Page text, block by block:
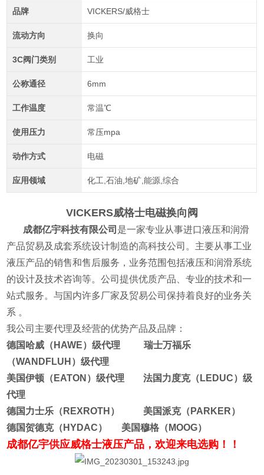
品牌 VICKERS/威格士
流动方向 换向
3C阀门类别 工业
公称通径 6mm
工作温度 常温℃
使用压力 常压mpa
动作方式 电磁
应用领域 化工,石油,地矿,能源,综合
VICKERS威格士电磁换向阀
成都亿宇科技有限公司 是一家专业从事进口液压和润滑
产品贸易及成套系统设计制造的高科技公司。主要从事工业
液压产品的销售和售后服务，业务范围包括液压和润滑系统
的设计及技术咨询等。公司提供优质产品、专业的技术和一
站式服务。与国内许多厂家及贸易公司保持着良好的业务关
系 。
我公司主要代理及经营的优势产品及品牌：
德国哈威（HAWE）级代理 瑞士万福乐
（WANDFLUH）级代理
美国伊顿（EATON）级代理 法国力度克（LEDUC）级
代理
德国力士乐（REXROTH） 美国派克（PARKER）
德国贺德克（HYDAC） 美国穆格（MOOG）
成都亿宇供应威格士液压产品，欢迎来电选购！！